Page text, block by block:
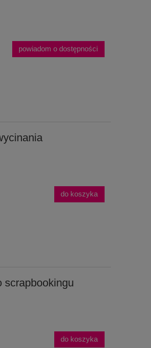
powiadom o dostępności
do koszyka
scrapbookingu
do koszyka